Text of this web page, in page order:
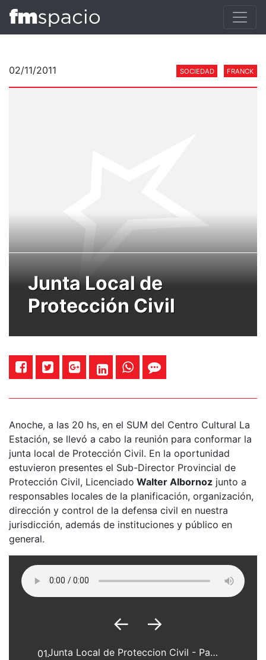
02/11/2011 SOCIEDAD FRANCK
Junta Local de
Protección Civil
Anoche, a las 20 hs, en el SUM del Centro Cultural La
Estación, se llevó a cabo la reunión para conformar la
junta local de Protección Civil. En la oportunidad
estuvieron presentes el Sub-Director Provincial de
Protección Civil, Licenciado Walter Albornoz junto a
responsables locales de la planificación, organización,
dirección y control de la defensa civil en nuestra
jurisdicción, además de instituciones y público en
general.
← →
01.
Junta Local de Proteccion Civil - Parte 1